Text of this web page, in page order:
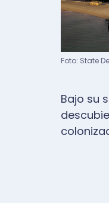
Pie de
Foto: State
Bajo su